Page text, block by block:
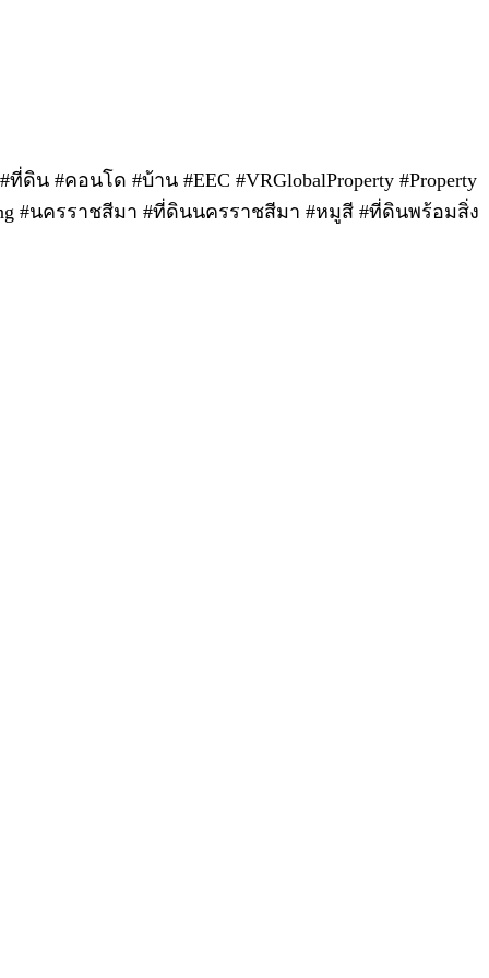
#คอนโด #บ้าน #EEC #VRGlobalProperty #Property
#นครราชสีมา #ที่ดินนครราชสีมา #หมูสี #ที่ดินพร้อมสิ่ง